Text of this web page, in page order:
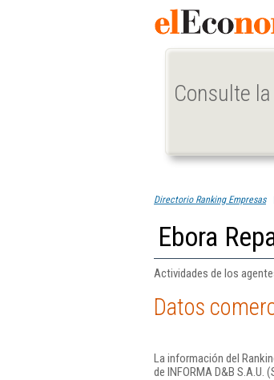
Consulte
Directorio Ranking Empresas
Ebora
Actividades de los
Datos
La información del
de INFORMA D&B S.A.U.